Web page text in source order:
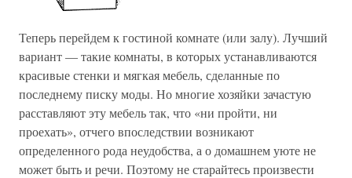
Теперь перейдем к гостиной комнате (или залу). Лучший
вариант — такие комнаты, в которых устанавливаются
красивые стенки и мягкая мебель, сделанные по
последнему писку моды. Но многие хозяйки зачастую
расставляют эту мебель так, что «ни пройти, ни
проехать», отчего впоследствии возникают
определенного рода неудобства, а о домашнем уюте не
может быть и речи. Поэтому не старайтесь произвести